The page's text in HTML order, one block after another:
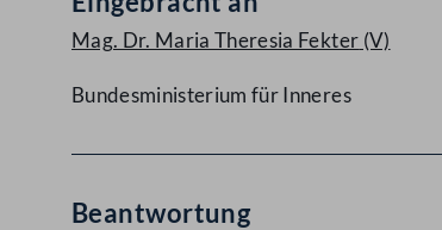
Mag. Dr. Maria Theresia Fekter (V)
Bundesministerium für Inneres
Beantwortung